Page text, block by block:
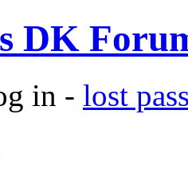
DK
in - lost